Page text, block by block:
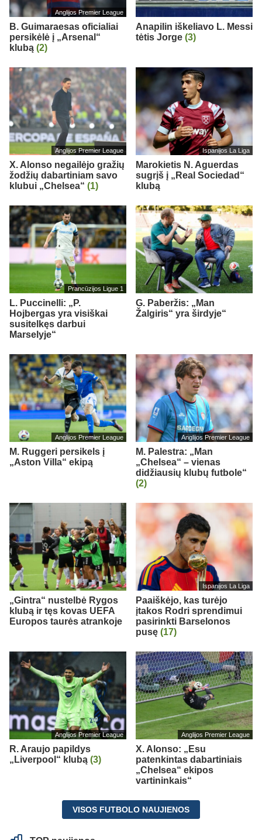
Anglijos Premier League
B. Guimaraesas oficialiai
persikėlė į „Arsenal“
klubą (2)
Anapilin iškeliavo L. Messi
tėtis Jorge (3)
Anglijos Premier League
X. Alonso negailėjo gražių
žodžių dabartiniam savo
klubui „Chelsea“ (1)
Ispanijos La Liga
Marokietis N. Aguerdas
sugrįš į „Real Sociedad“
klubą
Prancūzijos Ligue 1
L. Puccinelli: „P.
Hojbergas yra visiškai
susitelkęs darbui
Marselyje“
G. Paberžis: „Man
Žalgiris“ yra širdyje“
Anglijos Premier League
M. Ruggeri persikels į
„Aston Villa“ ekipą
Anglijos Premier League
M. Palestra: „Man
„Chelsea“ – vienas
didžiausių klubų futbole“
(2)
„Gintra“ nustelbė Rygos
klubą ir tęs kovas UEFA
Europos taurės atrankoje
Ispanijos La Liga
Paaiškėjo, kas turėjo
įtakos Rodri sprendimui
pasirinkti Barselonos
pusę (17)
Anglijos Premier League
R. Araujo papildys
„Liverpool“ klubą (3)
Anglijos Premier League
X. Alonso: „Esu
patenkintas dabartiniais
„Chelsea“ ekipos
vartininkais“
VISOS FUTBOLO NAUJIENOS